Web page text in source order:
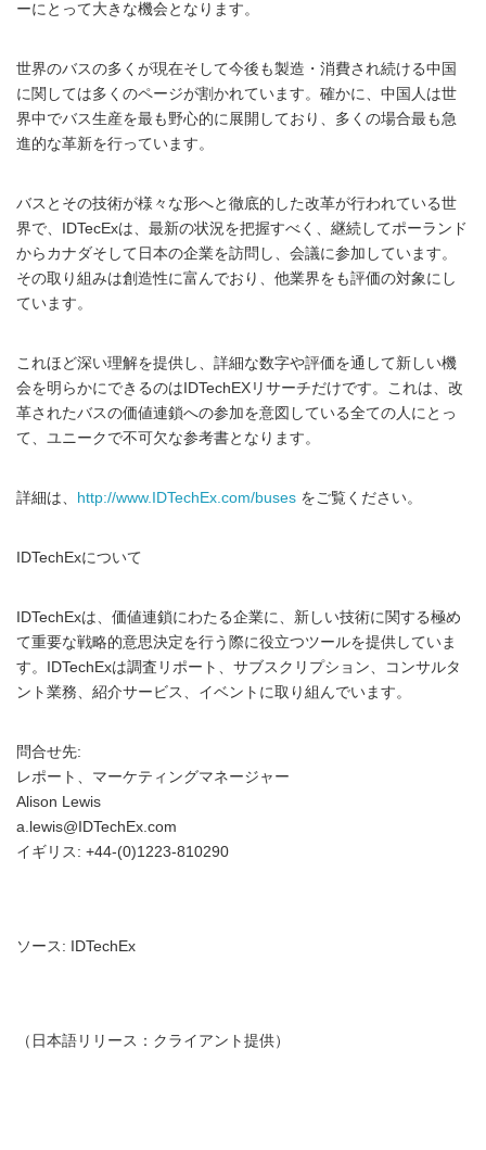
ーにとって大きな機会となります。
世界のバスの多くが現在そして今後も製造・消費され続ける中国
に関しては多くのページが割かれています。確かに、中国人は世
界中でバス生産を最も野心的に展開しており、多くの場合最も急
進的な革新を行っています。
バスとその技術が様々な形へと徹底的した改革が行われている世
界で、IDTecExは、最新の状況を把握すべく、継続してポーランド
からカナダそして日本の企業を訪問し、会議に参加しています。
その取り組みは創造性に富んでおり、他業界をも評価の対象にし
ています。
これほど深い理解を提供し、詳細な数字や評価を通して新しい機
会を明らかにできるのはIDTechEXリサーチだけです。これは、改
革されたバスの価値連鎖への参加を意図している全ての人にとっ
て、ユニークで不可欠な参考書となります。
詳細は、 http://www.IDTechEx.com/buses をご覧ください。
IDTechExについて
IDTechExは、価値連鎖にわたる企業に、新しい技術に関する極め
て重要な戦略的意思決定を行う際に役立つツールを提供していま
す。IDTechExは調査リポート、サブスクリプション、コンサルタ
ント業務、紹介サービス、イベントに取り組んでいます。
問合せ先:
レポート、マーケティングマネージャー
Alison Lewis
a.lewis@IDTechEx.com
イギリス: +44-(0)1223-810290
ソース: IDTechEx
（日本語リリース：クライアント提供）